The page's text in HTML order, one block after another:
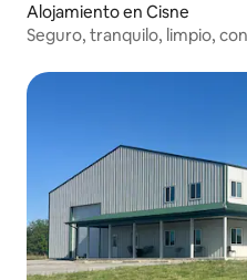
Alojamiento en Cisne
Seguro, tranquilo, limpio,